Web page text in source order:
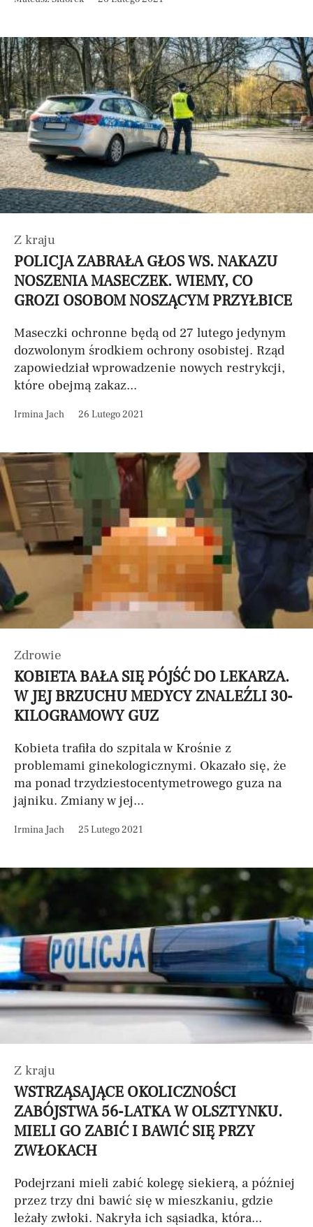
Z kraju
POLICJA ZABRAŁA GŁOS WS. NAKAZU
NOSZENIA MASECZEK. WIEMY, CO
GROZI OSOBOM NOSZĄCYM PRZYŁBICE
Maseczki ochronne będą od 27 lutego jedynym
dozwolonym środkiem ochrony osobistej. Rząd
zapowiedział wprowadzenie nowych restrykcji,
które obejmą zakaz...
Irmina Jach 26 Lutego 2021
Zdrowie
KOBIETA BAŁA SIĘ PÓJŚĆ DO LEKARZA.
W JEJ BRZUCHU MEDYCY ZNALEŹLI 30-
KILOGRAMOWY GUZ
Kobieta trafiła do szpitala w Krośnie z
problemami ginekologicznymi. Okazało się, że
ma ponad trzydziestocentymetrowego guza na
jajniku. Zmiany w jej...
Irmina Jach 25 Lutego 2021
Z kraju
WSTRZĄSAJĄCE OKOLICZNOŚCI
ZABÓJSTWA 56-LATKA W OLSZTYNKU.
MIELI GO ZABIĆ I BAWIĆ SIĘ PRZY
ZWŁOKACH
Podejrzani mieli zabić kolegę siekierą, a później
przez trzy dni bawić się w mieszkaniu, gdzie
leżały zwłoki. Nakryła ich sąsiadka, która...